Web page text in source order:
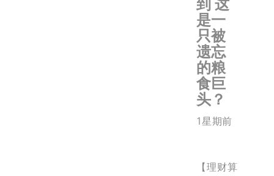
是一
只被
遗忘
的粮
食巨
头？
1星期前
【理财算